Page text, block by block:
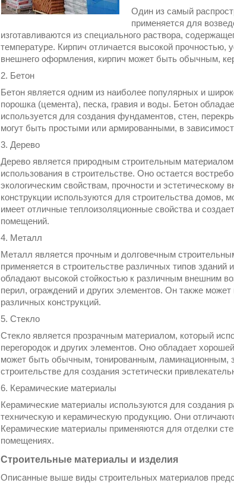
Один из самый
применяется для
изготавливаются из специального раствора,
температуре. Кирпич отличается высокой прочностью,
внешнего оформления, кирпич может быть обычным,
2. Бетон
Бетон является одним из наиболее популярных и
порошка (цемента), песка, гравия и воды. Бетон
используется для создания фундаментов, стен,
могут быть простыми или армированными, в
3. Дерево
Дерево является природным строительным
использования в строительстве. Оно остается
экологическим свойствам, прочности и эстетическому
конструкции используются для строительства домов,
имеет отличные теплоизоляционные свойства и
помещений.
4. Металл
Металл является прочным и долговечным
применяется в строительстве различных типов зданий
обладают высокой стойкостью к различным внешним
перил, ограждений и других элементов. Он также
различных конструкций.
5. Стекло
Стекло является прозрачным материалом, который
перегородок и других элементов. Оно обладает
может быть обычным, тонированным, ламинационным,
строительстве для создания эстетически
6. Керамические материалы
Керамические материалы используются для создания
техническую и керамическую продукцию. Они
Керамические материалы применяются для отделки
помещениях.
Строительные материалы и изделия
Описанные выше виды строительных материалов